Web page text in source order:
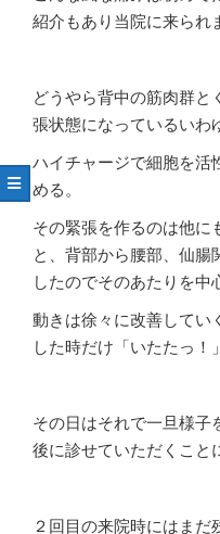
紹介もあり当院に来られ
どうやら背中の筋肉群と
張状態になっているいわ
ハイチャージで細胞を活
める。
その緊張を作るのは他に
と、背部から腰部、仙腸
したのでそのあたりを中
動きは徐々に改善してい
した時だけ「いたたっ！
その日はそれで一旦様子
後に診せていただくこと
２回目の来院時にはま